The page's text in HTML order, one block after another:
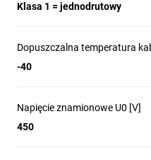
Klasa 1 = jednodrutowy
Dopuszczalna temperatura
-40
Napięcie znamionowe U0 [V]
450